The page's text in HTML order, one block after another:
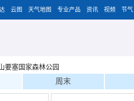
云图 天气地图 专业产品 资讯 视频 节气
要塞国家森林公园
周末